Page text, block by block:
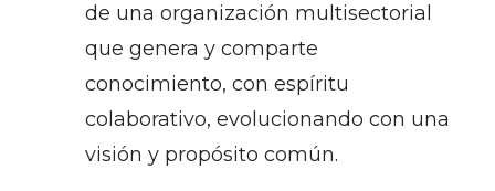
de una organización multisectorial
que genera y comparte
conocimiento, con espíritu
colaborativo, evolucionando con una
visión y propósito común.